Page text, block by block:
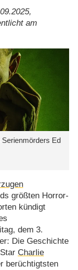
am
Ed
größten Horror-
kündigt
dem 3.
Die Geschichte
Charlie
berüchtigtsten